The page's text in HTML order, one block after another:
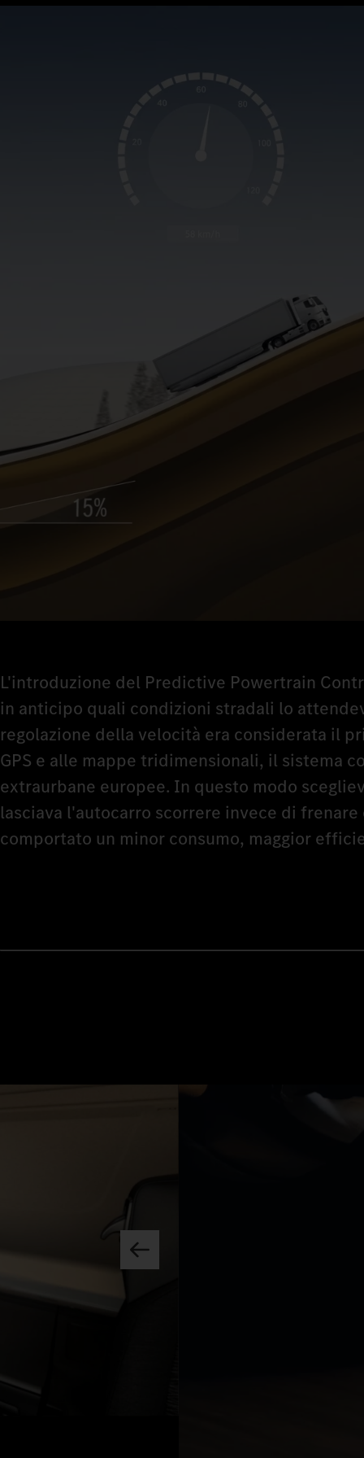
L'introduzione del Predictive Powertrain
in anticipo quali condizioni stradali lo
regolazione della velocità era considerata il
GPS e alle mappe tridimensionali, il sistema
extraurbane europee. In questo modo
lasciava l'autocarro scorrere invece di
comportato un minor consumo, maggior